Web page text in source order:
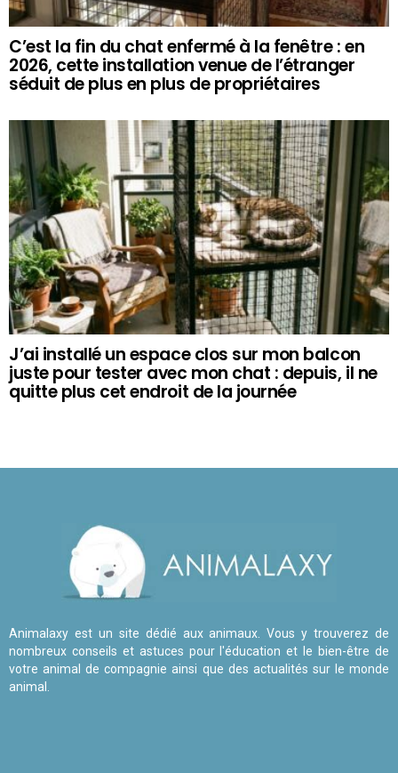
C’est la fin du chat enfermé à la fenêtre : en
2026, cette installation venue de l’étranger
séduit de plus en plus de propriétaires
J’ai installé un espace clos sur mon balcon
juste pour tester avec mon chat : depuis, il ne
quitte plus cet endroit de la journée
Animalaxy est un site dédié aux animaux. Vous y trouverez de
nombreux conseils et astuces pour l'éducation et le bien-être de
votre animal de compagnie ainsi que des actualités sur le monde
animal.